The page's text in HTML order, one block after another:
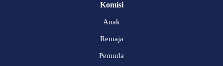
Komisi
Anak
Remaja
Pemuda